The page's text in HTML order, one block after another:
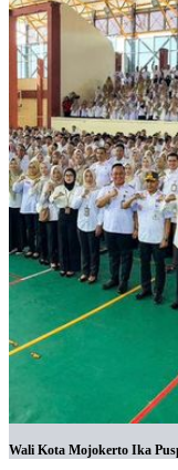
Wali Kota Mojokerto Ika